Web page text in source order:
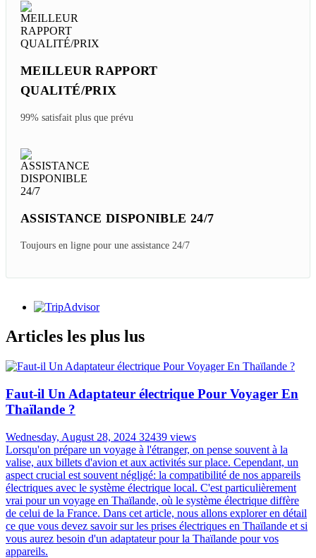
MEILLEUR RAPPORT
QUALITÉ/PRIX
99% satisfait plus que prévu
ASSISTANCE DISPONIBLE 24/7
Toujours en ligne pour une assistance 24/7
Articles les plus lus
Faut-il Un Adaptateur électrique Pour Voyager En
Thaïlande ?
Wednesday, August 28, 2024 32439 views
Lorsqu'on prépare un voyage à l'étranger, on pense souvent à la
valise, aux billets d'avion et aux activités sur place. Cependant, un
aspect crucial est souvent négligé: la compatibilité de nos appareils
électriques avec le système électrique local. C'est particulièrement
vrai pour un voyage en Thaïlande, où le système électrique diffère
de celui de la France. Dans cet article, nous allons explorer en détail
ce que vous devez savoir sur les prises électriques en Thaïlande et si
vous aurez besoin d'un adaptateur pour la Thaïlande pour vos
appareils.